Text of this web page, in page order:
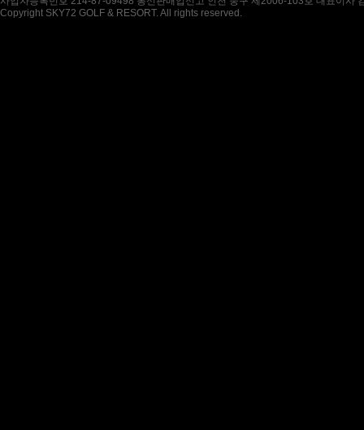
Copyright SKY72 GOLF & RESORT. All rights reserved.